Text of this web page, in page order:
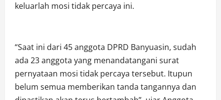
keluarlah mosi tidak percaya ini.
“Saat ini dari 45 anggota DPRD Banyuasin, sudah
ada 23 anggota yang menandatangani surat
pernyataan mosi tidak percaya tersebut. Itupun
belum semua memberikan tanda tangannya dan